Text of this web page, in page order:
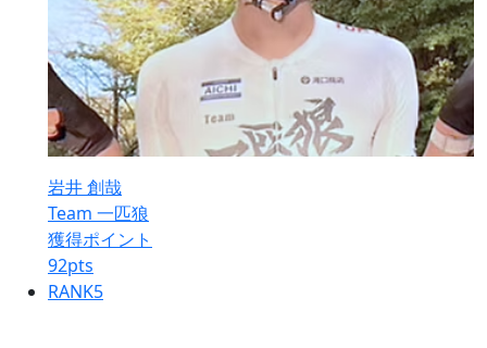
岩井 創哉
Team 一匹狼
獲得ポイント
92pts
RANK5